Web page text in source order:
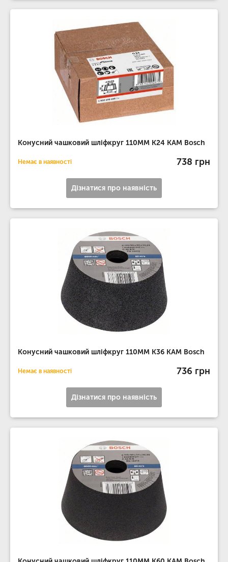
Конусний чашковий шліфкруг 110MM K24 КАМ Bosch
Немає в наявності 738 грн
Дізнатися про наявність
Конусний чашковий шліфкруг 110MM K36 КАМ Bosch
Немає в наявності 736 грн
Дізнатися про наявність